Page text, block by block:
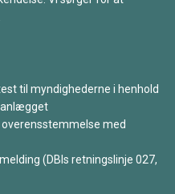
til myndighederne i henhold
anlægget
med
(DBIs retningslinje 027,